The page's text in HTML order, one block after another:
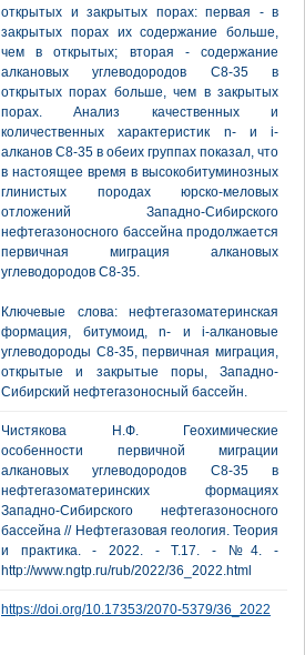
открытых и закрытых порах: первая - в
закрытых порах их содержание больше,
чем в открытых; вторая - содержание
алкановых углеводородов С8-35 в
открытых порах больше, чем в закрытых
порах. Анализ качественных и
количественных характеристик n- и i-
алканов С8-35 в обеих группах показал, что
в настоящее время в высокобитуминозных
глинистых породах юрско-меловых
отложений Западно-Сибирского
нефтегазоносного бассейна продолжается
первичная миграция алкановых
углеводородов С8-35.
Ключевые слова: нефтегазоматеринская
формация, битумоид, n- и i-алкановые
углеводороды С8-35, первичная миграция,
открытые и закрытые поры, Западно-
Сибирский нефтегазоносный бассейн.
Чистякова Н.Ф. Геохимические
особенности первичной миграции
алкановых углеводородов С8-35 в
нефтегазоматеринских формациях
Западно-Сибирского нефтегазоносного
бассейна // Нефтегазовая геология. Теория
и практика. - 2022. - Т.17. - №4. -
http://www.ngtp.ru/rub/2022/36_2022.html
https://doi.org/10.17353/2070-5379/36_2022